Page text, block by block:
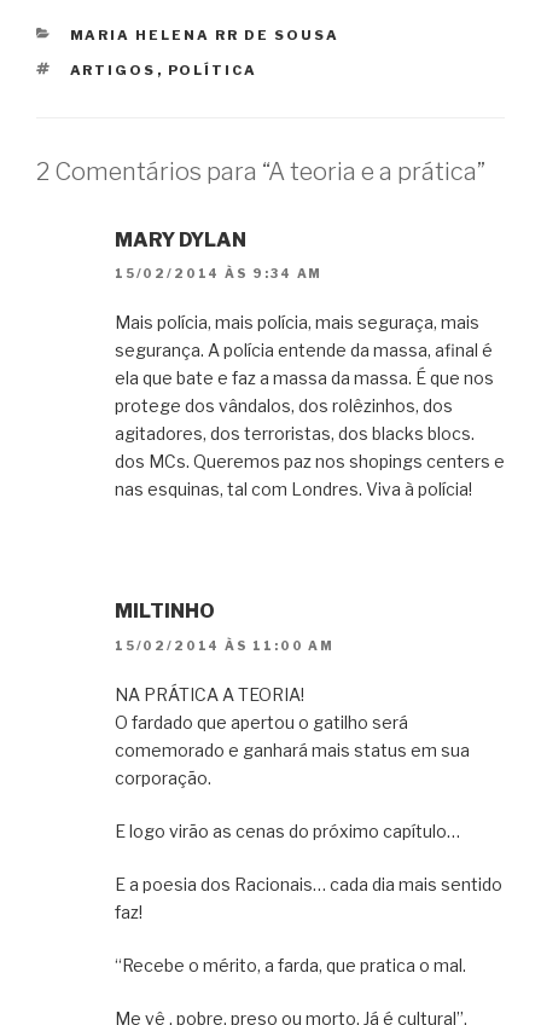
CATEGORIAS
MARIA HELENA RR DE SOUSA
TAGS
ARTIGOS , POLÍTICA
2 Comentários para “A teoria e a prática”
MARY DYLAN
15/02/2014 ÀS 9:34 AM
Mais polícia, mais polícia, mais seguraça, mais
segurança. A polícia entende da massa, afinal é
ela que bate e faz a massa da massa. É que nos
protege dos vândalos, dos rolêzinhos, dos
agitadores, dos terroristas, dos blacks blocs.
dos MCs. Queremos paz nos shopings centers e
nas esquinas, tal com Londres. Viva à polícia!
MILTINHO
15/02/2014 ÀS 11:00 AM
NA PRÁTICA A TEORIA!
O fardado que apertou o gatilho será
comemorado e ganhará mais status em sua
corporação.
E logo virão as cenas do próximo capítulo…
E a poesia dos Racionais… cada dia mais sentido
faz!
“Recebe o mérito, a farda, que pratica o mal.
Me vê , pobre, preso ou morto, Já é cultural”.